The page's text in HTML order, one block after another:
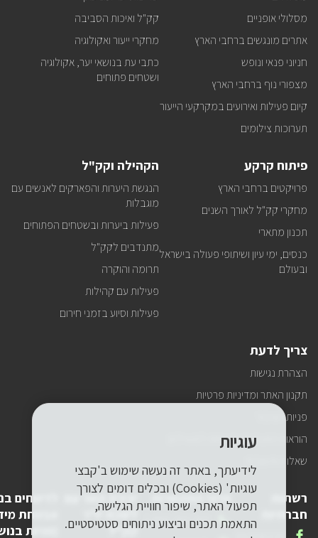
מסלולי אופניים
אתרים מונגשים ברחבי הארץ
חניוני פנאי ונופש
מצפורי נוף ברחבי הארץ
קיום פעילות ואירועים במקרקעי הייעור
תערוכות צילומים
קק"ל ואיכות הסביבה
מחקרי ייעור ואקולוגיה
כתבי עת בנושאי יער, אקולוגיה
ושטחים פתוחים
פיתוח קרקע
פרויקטים ברחבי הארץ
מחקרי קק"ל לאורך השנים
תכנון מתארי
כנסים, ימי עיון ושיתופי פעולה בישראל
ובעולם
הקהילה וקק"ל
הנגשת היערות והפארקים לאנשים עם
מוגבלות
פעילות ביערות ובשטחים הפתוחים
מתנדבים לקק"ל
תרומה והוקרה
פעילות עם קהילות
פעילות וסיוע בזמני חירום
צריך לדעת
הצהרת נגישות
תקנון האתר ומדיניות פרטיות
פניות הציבור
הוראות התנהגות ובטיחות למטיילים
שאלות ותשובות
רשתות
חברתיות
פרטי התקשרות
טלפון1-800-250-250
יצירת קשר עם
לשכת יו"ר
קק"ל
לדיווחים
אבטחת
(פניות
עוגיות
לידיעתך, באתר זה נעשה שימוש ב'קבצי
עוגיות' (Cookies) ובכלים דומים לצורך
תפעול האתר, שיפור חוויית הגלישה,
התאמת תכנים וביצוע ניתוחים סטטיסטיים.